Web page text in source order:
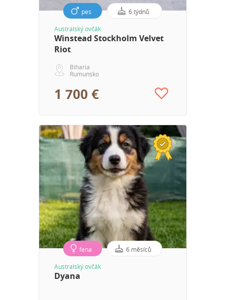
pes 6 týdnů
Australský ovčák
Winstead Stockholm Velvet
Riot
Biharia
Rumunsko
1 700 €
fena 6 měsíců
Australský ovčák
Dyana